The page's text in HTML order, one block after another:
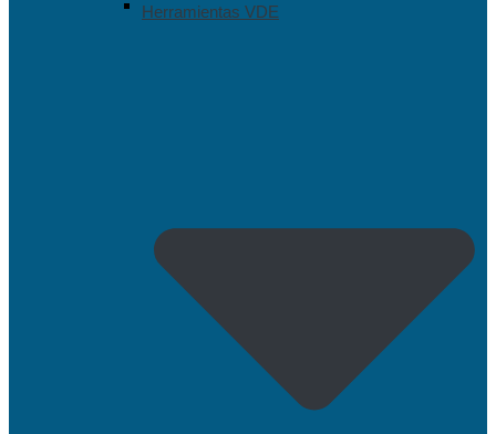
Herramientas VDE